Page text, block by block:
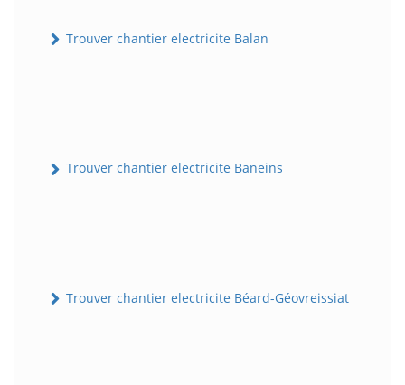
Trouver chantier electricite Balan
Trouver chantier electricite Baneins
Trouver chantier electricite Béard-Géovreissiat